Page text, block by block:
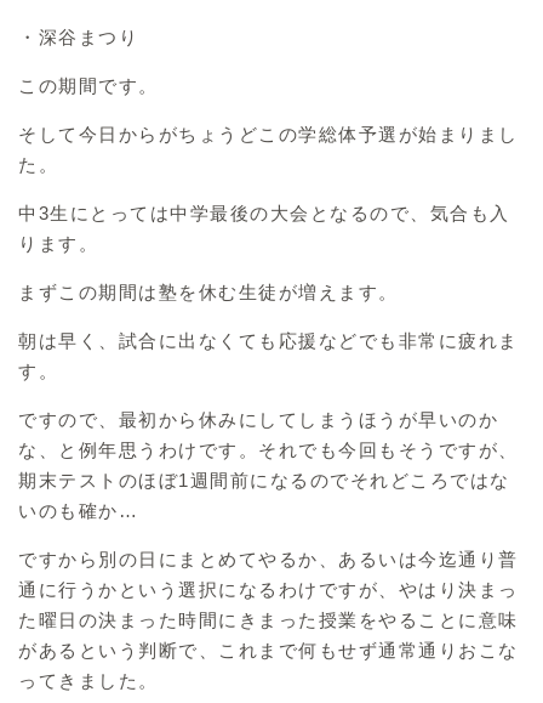
・深谷まつり
この期間です。
そして今日からがちょうどこの学総体予選が始まりまし
た。
中3生にとっては中学最後の大会となるので、気合も入
ります。
まずこの期間は塾を休む生徒が増えます。
朝は早く、試合に出なくても応援などでも非常に疲れま
す。
ですので、最初から休みにしてしまうほうが早いのか
な、と例年思うわけです。それでも今回もそうですが、
期末テストのほぼ1週間前になるのでそれどころではな
いのも確か…
ですから別の日にまとめてやるか、あるいは今迄通り普
通に行うかという選択になるわけですが、やはり決まっ
た曜日の決まった時間にきまった授業をやることに意味
があるという判断で、これまで何もせず通常通りおこな
ってきました。